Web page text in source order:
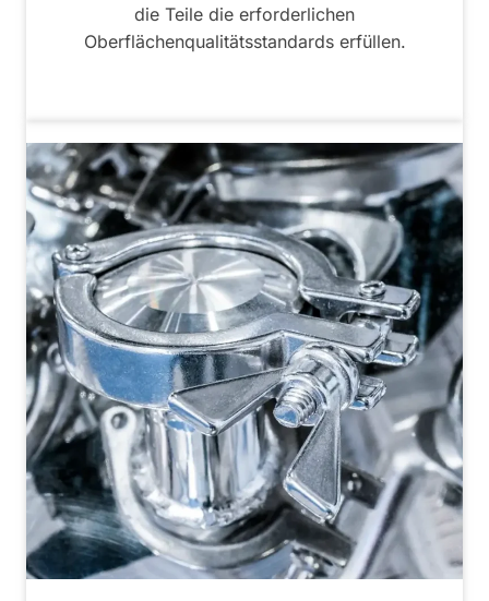
die Teile die erforderlichen
Oberflächenqualitätsstandards erfüllen.